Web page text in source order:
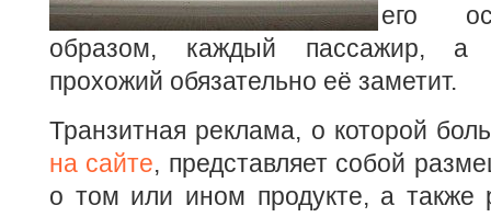
его
образом, каждый пассажир, а
прохожий обязательно её заметит.
Транзитная реклама, о которой
на сайте, представляет собой
о том или ином продукте, а также